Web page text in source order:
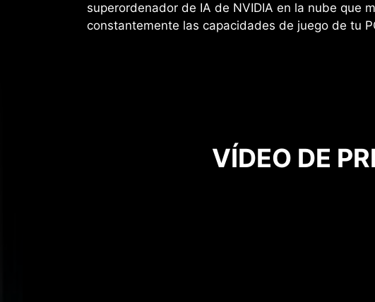
superordenador de IA de NVIDIA en la nube que
constantemente las capacidades de juego de tu
VÍDEO DE